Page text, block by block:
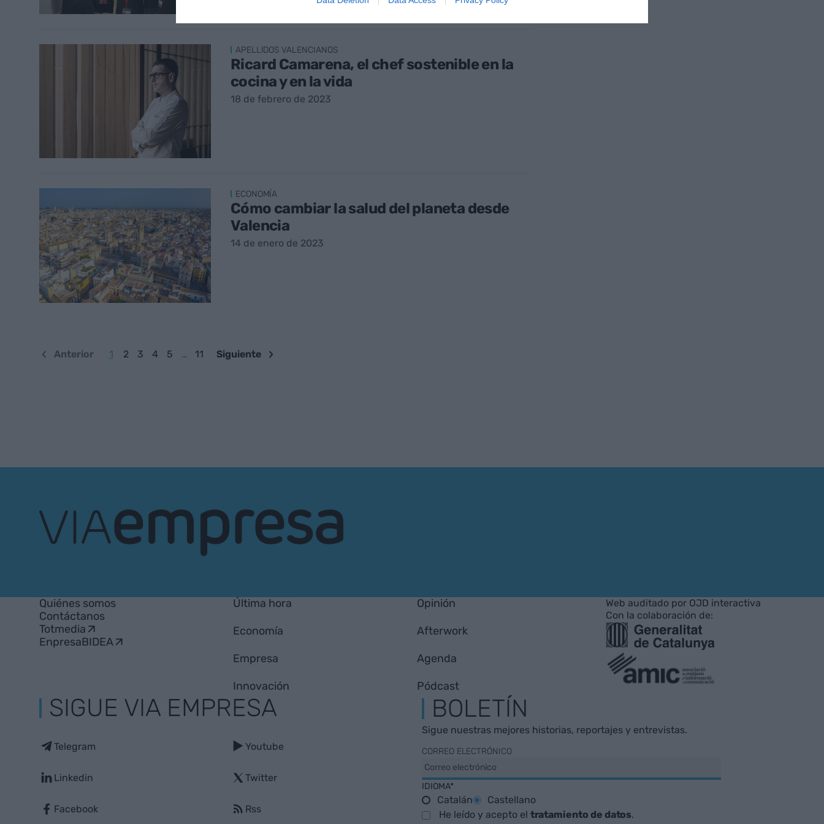
APELLIDOS VALENCIANOS
Ricard Camarena, el chef sostenible en la
cocina y en la vida
18 de febrero de 2023
ECONOMÍA
Cómo cambiar la salud del planeta desde
Valencia
14 de enero de 2023
Anterior 1 2 3 4 5 … 11 Siguiente
Quiénes somos
Contáctanos
Totmedia
EnpresaBIDEA
Última hora
Economía
Empresa
Innovación
Opinión
Afterwork
Agenda
Pódcast
Web auditado por OJD interactiva
Con la colaboración de:
SIGUE VIA EMPRESA
Telegram
Linkedin
Facebook
Youtube
Twitter
Rss
BOLETÍN
Sigue nuestras mejores historias, reportajes y entrevistas.
CORREO ELECTRÓNICO
IDIOMA*
Catalán
Castellano
He leído y acepto el tratamiento de datos.